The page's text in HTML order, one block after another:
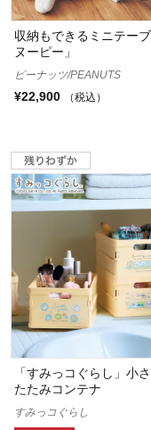
収納もできるミニテー
ヌーピー」
ピーナッツ/PEANUTS
¥22,900 （税込）
「すみっコぐらし」小
たたみコンテナ
すみっコぐらし